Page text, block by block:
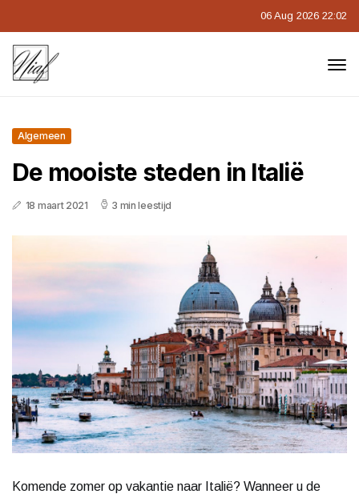
06 Aug 2026 22:02
Algemeen
De mooiste steden in Italië
18 maart 2021 3 min leestijd
Komende zomer op vakantie naar Italië? Wanneer u de